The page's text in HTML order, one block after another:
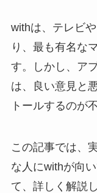
withは、テレビ
り、最も有名な
す。しかし、ア
は、良い意見と
トールするのが
この記事では、
な人にwithが向
て、詳しく解説